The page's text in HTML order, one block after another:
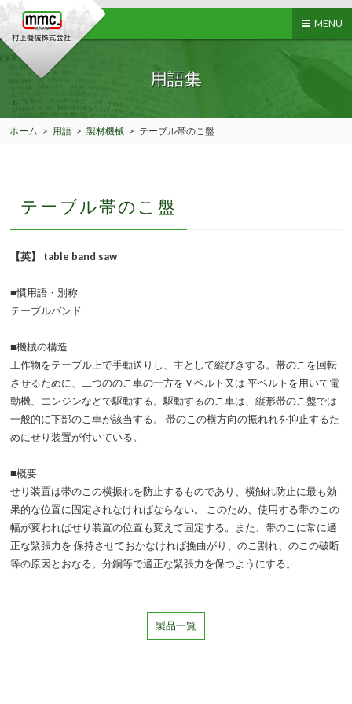
MENU
用語集
ホーム > 用語 > 製材機械 > テーブル帯のこ盤
テーブル帯のこ盤
【英】 table band saw
■慣用語・別称
テーブルバンド
■機械の構造
工作物をテーブル上で手動送りし、主として縦びきする。帯のこを回転
させるために、二つののこ車の一方をＶベルト又は 平ベルトを用いて電
動機、エンジンなどで駆動する。駆動するのこ車は、縦形帯のこ盤では
一般的に下部のこ車が該当する。 帯のこの横方向の振れれを抑止するた
めにせり装置が付いている。
■概要
せり装置は帯のこの横振れを防止するものであり、横触れ防止に最も効
果的な位置に固定されなければならない。 このため、使用する帯のこの
幅が変わればせり装置の位置も変えて固定する。また、帯のこに常に適
正な緊張力を 保持させておかなければ挽曲がり、のこ割れ、のこの破断
等の原因とおなる。分銅等で適正な緊張力を保つようにする。
製品一覧